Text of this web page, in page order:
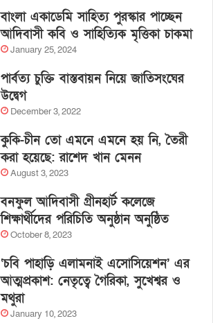
বাংলা একাডেমি সাহিত্য পুরস্কার পাচ্ছেন
আদিবাসী কবি ও সাহিত্যিক মৃত্তিকা চাকমা
January 25, 2024
পার্বত্য চুক্তি বাস্তবায়ন নিয়ে জাতিসংঘের
উদ্বেগ
December 3, 2022
কুকি-চীন তো এমনে এমনে হয় নি, তৈরী
করা হয়েছে: রাশেদ খান মেনন
August 3, 2023
বনফুল আদিবাসী গ্রীনহার্ট কলেজে
শিক্ষার্থীদের পরিচিতি অনুষ্ঠান অনুষ্ঠিত
October 8, 2023
‘চবি পাহাড়ি এলামনাই এসোসিয়েশন’ এর
আত্মপ্রকাশ: নেতৃত্বে গৈরিকা, সুখেশ্বর ও
মথুরা
January 10, 2023